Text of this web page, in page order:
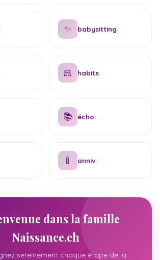
✨ babysitting
🎀 habits
📚 écho.
🍼 anniv.
dans la famille
Naissance.ch
sereinement chaque étape de la